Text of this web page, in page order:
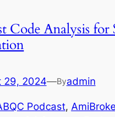
Code Analysis for
29, 2024—Byadmin
Podcast,